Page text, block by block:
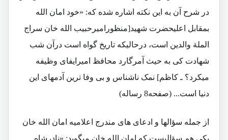
در شرح آن به این نکته اشاره شده که: «خود امان الله
بمقابل اعلیحضرت شهید[منظورامیرحبیب الله خان سراج
الملة والدین است، درحالیکه تاریخ گواه است درآن شب
شهادت کی به حیث آمرگارد محافظ امیرایفای وظیفه
میکرد؟ ـ کاظم] نمک ناشناس و بی وفا ترین آدمهای این
دنیا است... (صفحه8 رساله)
از جمله سؤالها و ادعای های مندرج اعلامیه امان الله خان